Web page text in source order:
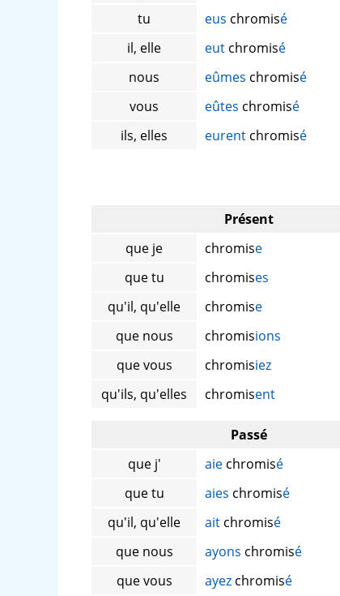
tu
eus chromisé
il, elle
eut chromisé
nous
eûmes chromisé
vous
eûtes chromisé
ils, elles
eurent chromisé
Présent
que je
chromise
que tu
chromises
qu'il, qu'elle
chromise
que nous
chromisions
que vous
chromisiez
qu'ils, qu'elles
chromisent
Passé
que j'
aie chromisé
que tu
aies chromisé
qu'il, qu'elle
ait chromisé
que nous
ayons chromisé
que vous
ayez chromisé